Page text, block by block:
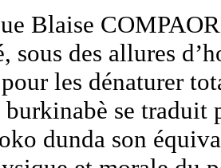
Blaise
sous des allures
les dénaturer
se traduit
dunda son